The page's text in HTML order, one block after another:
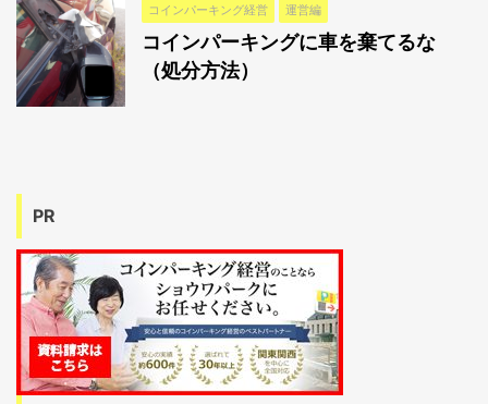
コインパーキング経営 運営編
コインパーキングに車を棄てるな
（処分方法）
PR